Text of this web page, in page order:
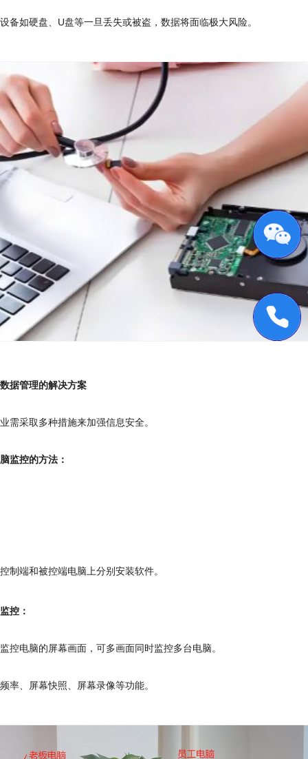
备如硬盘、U盘等一旦丢失或被盗，数据将面临极大风险。
据管理的解决方案
需采取多种措施来加强信息安全。
监控的方法：
制端和被控端电脑上分别安装软件。
控：
控电脑的屏幕画面，可多画面同时监控多台电脑。
率、屏幕快照、屏幕录像等功能。